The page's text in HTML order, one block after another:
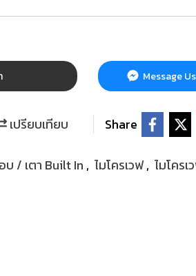
Message Us
เปรียบเทียบ Share
บ / เตา Built In , ไมโครเวฟ, ไมโครเ